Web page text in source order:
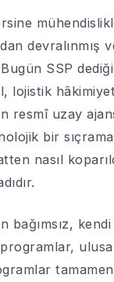
SSP
lojistik
resmî uzay
bir
nasıl
bağımsız,